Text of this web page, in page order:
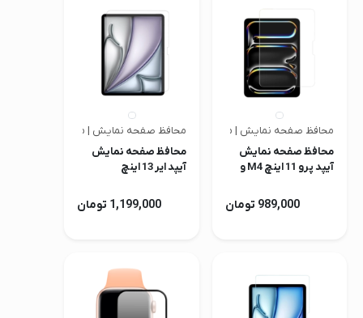
محافظ صفحه نمایش | متفرقه
محافظ صفحه نمایش
آیپد پرو 11 اینچ M4 و
989,000 تومان
محافظ صفحه نمایش | متفرقه
محافظ صفحه نمایش
آیپد ایر 13 اینچ
1,199,000 تومان